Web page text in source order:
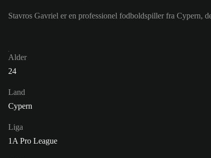
Stavros Gavriel er en professionel fodboldspiller fra Cypern,
Alder
24
Land
Cypern
Liga
1A Pro League